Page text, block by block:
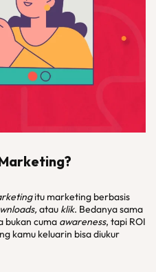
itu marketing berbasis
atau klik. Bedanya sama
bukan cuma awareness, tapi ROI
kamu keluarin bisa diukur